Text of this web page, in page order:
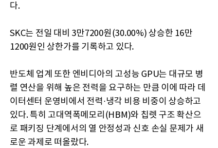
다.
SKC는 전일 대비 3만7200원(30.00%) 상승한 16만
1200원인 상한가를 기록하고 있다.
반도체 업계 또한 엔비디아의 고성능 GPU는 대규모 병
렬 연산을 위해 높은 전력을 요구하는 만큼 이에 따라 데
이터센터 운영비에서 전력·냉각 비용 비중이 상승하고
있다. 특히 고대역폭메모리(HBM)와 칩렛 구조 확산으
로 패키징 단계에서의 열 안정성과 신호 손실 문제가 새
로운 과제로 떠올랐다.